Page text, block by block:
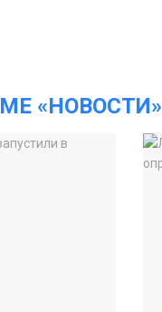
«НОВОСТИ»